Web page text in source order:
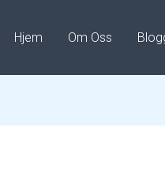
Hjem Om Oss